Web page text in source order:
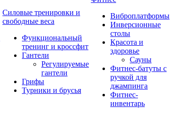
Силовые тренировки и
свободные веса
Функциональный
тренинг и кроссфит
Гантели
Регулируемые
гантели
Грифы
Турники и брусья
Виброплатформы
Инверсионные
столы
Красота и
здоровье
Сауны
Фитнес-батуты с
ручкой для
джампинга
Фитнес-
инвентарь